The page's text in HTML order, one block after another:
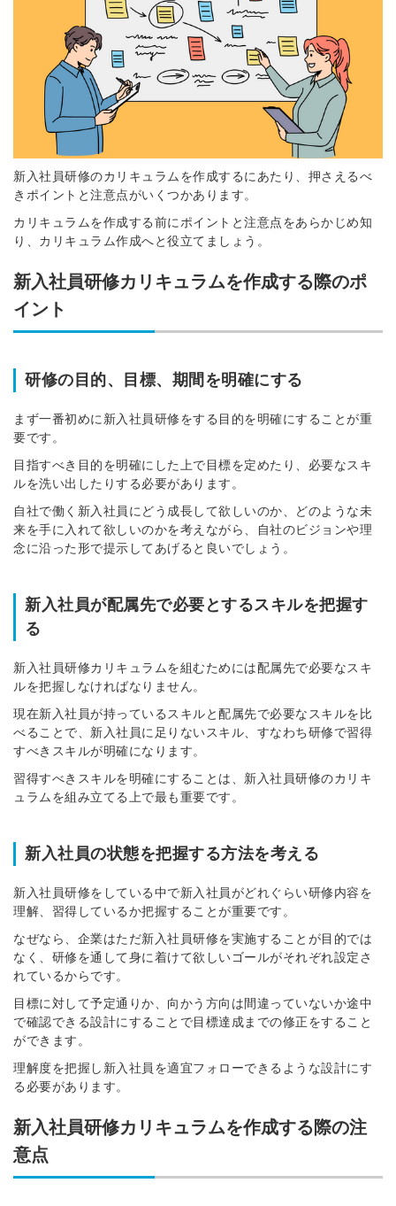
新入社員研修のカリキュラムを作成するにあたり、 押さえるべ
きポイントと注意点がいくつかあります。
カリキュラムを作成する前にポイントと注意点をあらかじめ知
り、カリキュラム作成へと役立てましょう。
新入社員研修カリキュラムを作成する際のポ
イント
研修の目的、目標、期間を明確にする
まず一番初めに新入社員研修をする目的を明確にすることが重
要です。
目指すべき目的を明確にした上で目標を定めたり、必要なスキ
ルを洗い出したりする必要があります。
自社で働く新入社員にどう成長して欲しいのか、どのような未
来を手に入れて欲しいのかを考えながら、自社のビジョンや理
念に沿った形で提示してあげると良いでしょう。
新入社員が配属先で必要とするスキルを把握す
る
新入社員研修カリキュラムを組むためには配属先で必要なスキ
ルを把握しなければなりません。
現在新入社員が持っているスキルと配属先で必要なスキルを比
べることで、新入社員に足りないスキル、すなわち研修で習得
すべきスキルが明確になります。
習得すべきスキルを明確にすることは、新入社員研修のカリキ
ュラムを組み立てる上で最も重要です。
新入社員の状態を把握する方法を考える
新入社員研修をしている中で新入社員がどれぐらい研修内容を
理解、習得しているか把握することが重要です。
なぜなら、企業はただ新入社員研修を実施することが目的では
なく、研修を通して身に着けて欲しいゴールがそれぞれ設定さ
れているからです。
目標に対して予定通りか、向かう方向は間違っていないか途中
で確認できる設計にすることで目標達成までの修正をすること
ができます。
理解度を把握し新入社員を適宜フォローできるような設計にす
る必要があります。
新入社員研修カリキュラムを作成する際の注
意点